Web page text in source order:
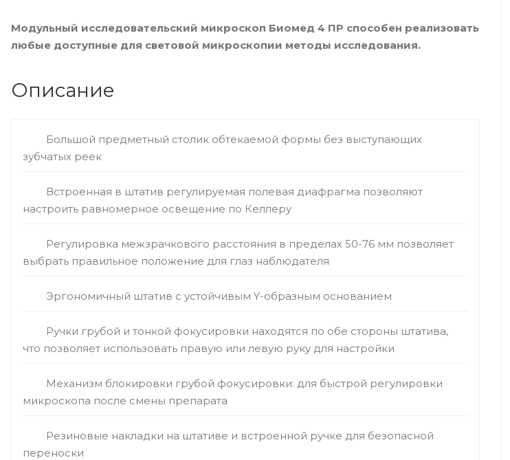
Модульный исследовательский микроскоп Биомед 4 ПР способен реализовать
любые доступные для световой микроскопии методы исследования.
Описание
Большой предметный столик обтекаемой формы без выступающих
зубчатых реек
Встроенная в штатив регулируемая полевая диафрагма позволяют
настроить равномерное освещение по Келлеру
Регулировка межзрачкового расстояния в пределах 50-76 мм позволяет
выбрать правильное положение для глаз наблюдателя
Эргономичный штатив с устойчивым Y-образным основанием
Ручки грубой и тонкой фокусировки находятся по обе стороны штатива,
что позволяет использовать правую или левую руку для настройки
Механизм блокировки грубой фокусировки: для быстрой регулировки
микроскопа после смены препарата
Резиновые накладки на штативе и встроенной ручке для безопасной
переноски